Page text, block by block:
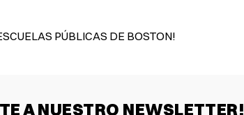
PÚBLICAS DE BOSTON!
A NUESTRO NEWSLETTER!